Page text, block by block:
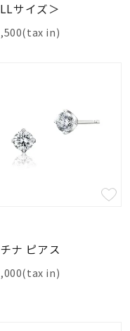
サイズ＞
in)
ナ ピアス
in)